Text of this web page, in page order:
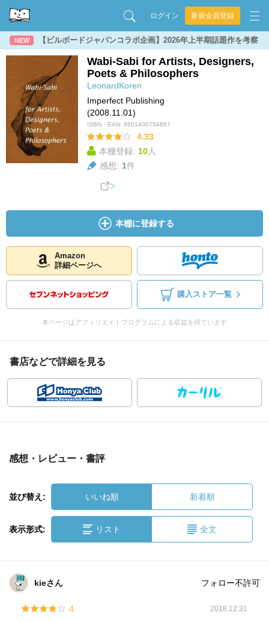
ログイン 新規会員登録
NEW 【ビルボードジャパンコラボ企画】2026年上半期話題作を考察
Wabi-Sabi for Artists, Designers,
Poets & Philosophers
LeonardKoren
Imperfect Publishing
(2008.11.01)
ISBN・EAN: 8601400754887
4.33
本棚登録: 10人
感想: 1件
本棚に登録する
Amazon
詳細ページへ
購入ストア一覧
本ページはアフィリエイトプログラムによる収益を得ています
書店などで詳細を見る
感想・レビュー・書評
並び替え: いいね順 新着順
表示形式: リスト 全文
kieさん フォロー不許可
4 2018.12.31